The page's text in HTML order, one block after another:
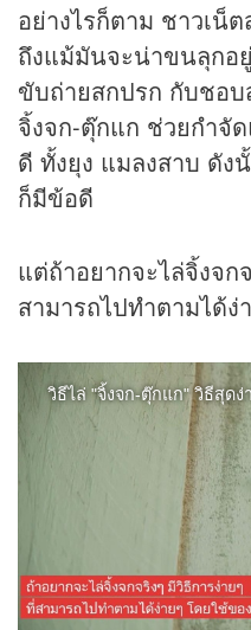
อย่างไรก็ตาม ชาวเน็
ถึงแม้มันจะน่าขนลุกอ
ขับถ่ายสกปรก กับชอบ
จิ้งจก-ตุ๊กแก ช่วยกำจั
ดี ทั้งยุง แมลงสาบ ดัง
ก็มีข้อดี
แต่ถ้าอยากจะไล่จิ้งจก
สามารถไปทำตามได้